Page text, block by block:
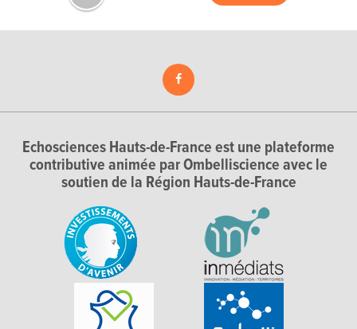
Echosciences Hauts-de-France est une plateforme
contributive animée par Ombelliscience avec le
soutien de la Région Hauts-de-France